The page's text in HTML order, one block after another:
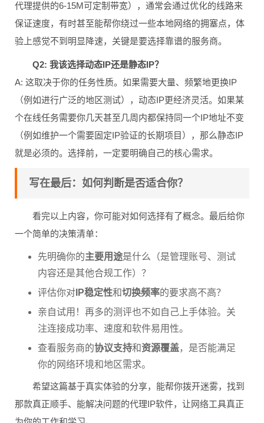
代理提供的6-15M可定制带宽），通常会通过优化的线路来
保证速度，有时甚至能帮你绕过一些本地网络的拥塞点，体
验上感觉不到明显降速，关键是要选择靠谱的服务商。
Q2: 我该选择动态IP还是静态IP？
A: 这取决于你的任务性质。如果需要大量、频繁地更换IP
（例如进行广泛的地区测试），动态IP更经济灵活。如果某
个在线任务需要你几天甚至几周内都保持同一个IP地址不变
（例如维护一个需要固定IP验证的长期项目），那么静态IP
就是必须的。选择前，一定要明确自己的核心需求。
写在最后：如何判断是否适合你？
看完以上内容，你可能对如何选择有了概念。最后给你
一个简单的决策清单：
先明确你的主要用途是什么（是管理账号、测试
内容还是其他合规工作）？
评估你对 IP稳定性和切换频率的要求高不高？
亲自试用！再多的测评也不如自己上手体验。关
注连接成功率、速度和软件易用性。
查看服务商的协议支持和资源覆盖，是否能满足
你的网络环境和地区需求。
希望这篇基于真实体验的分享，能帮你拨开迷雾，找到
那款真正顺手、能解决问题的代理IP软件，让网络工具真正